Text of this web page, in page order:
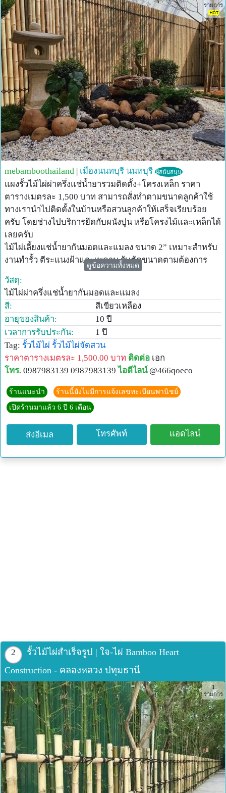
รายการ
mebamboothailand | เมืองนนทบุรี นนทบุรี ผู้สนับสนุน
แผงรั้วไม้ไผ่ผ่าครึ่งแช่น้ำยารวมติดตั้ง+โครงเหล็ก ราคา
ตารางเมตรละ 1,500 บาท สามารถสั่งทำตามขนาดลูกค้าใช้
ทางเรานำไปติดตั้งในบ้านหรือสวนลูกค้าให้เสร็จเรียบร้อย
ครับ โดยช่างไปบริการยึดกับผนังปูน หรือโครงไม้และเหล็กได้
เลยครับ
ไม้ไผ่เลี้ยงแช่น้ำยากันมอดและแมลง ขนาด 2” เหมาะสำหรับ
งานทำรั้ว ตีระแนงฝ้าและเพดาน รับตัดขนาดตามต้องการ
มีอายุการใช้งานทนทาน 10 ปีขึ้นไป
งานไม้ไผ่ ในปัจจุบัน มีความนิยมแพร่หลายในกลุ่มลูกค้าที่
ต้องการบรรยากาศธรรมชาติ โดยเลือกไม้ไผ่เป็นวัสดุในการ
ทำรั้ว ทำผนัง หรือฝาบ้าน เพื่อให้มุมมองของที่อยู่อาศัยมีความ
อ่อนโยน ไม่แข็งกระด้างจนเกินไป และสามารถหาวัสดุในท้อง
ถิ่นนั้นๆ มาใช้งานให้เกิดประโยชน์อย่างสูงสุด
ประโยชน์ใช้งาน นำมาใช้เป็นรั้ว กำแพง ระแนงฝ้าเพดาน งาน
ตกแต่งภายนอกและภายใน
ราคารั้วไม้ไผ่แช่น้ำยา รวมโครงสร้างเหล็ก+ติดตั้ง
รั้วไม้ไผ่เลี้ยงผ่าครึ่งแช่น้ำยา ตารางเมตรละ 1,500 บาท
รั้วไม้ไผ่เลี้ยงเต็มลำแช่น้ำยากัน ตารางเมตรละ 2,000 บาท
บริการขัดเกลาข้อ ทำความสะอาดไม้ไผ่ ตัดตามขนาด แพคใส่
กล่อง แพคกิ้ง พร้อมใช้งาน บริการส่งทั้งในและต่างประเทศ
ต่างจังหวัดส่ง Kerry ได้
Tel : 0987983139
ดูข้อความทั้งหมด
วัสดุ:
ไม้ไผ่ผ่าครึ่งแช่น้ำยากันมอดและแมลง
สี:
สีเขียวเหลือง
อายุของสินค้า:
10 ปี
เวลาการรับประกัน:
1 ปี
Tag: รั้วไม้ไผ่ รั้วไม้ไผ่จัดสวน
ราคาตารางเมตรละ 1,500.00 บาท ติดต่อ เอก
โทร. 0987983139 0987983139 ไอดีไลน์ @466qoeco
ร้านแนะนำ ร้านนี้ยังไม่มีการแจ้งเลขทะเบียนพานิชย์
เปิดร้านมาแล้ว 6 ปี 6 เดือน
ส่งอีเมล โทรศัพท์ แอดไลน์
2
รั้วไม้ไผ่สำเร็จรูป | ใจ-ไผ่ Bamboo Heart
Construction - คลองหลวง ปทุมธานี
1
รายการ